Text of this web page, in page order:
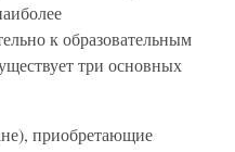
к образовательным
три основных
приобретающие